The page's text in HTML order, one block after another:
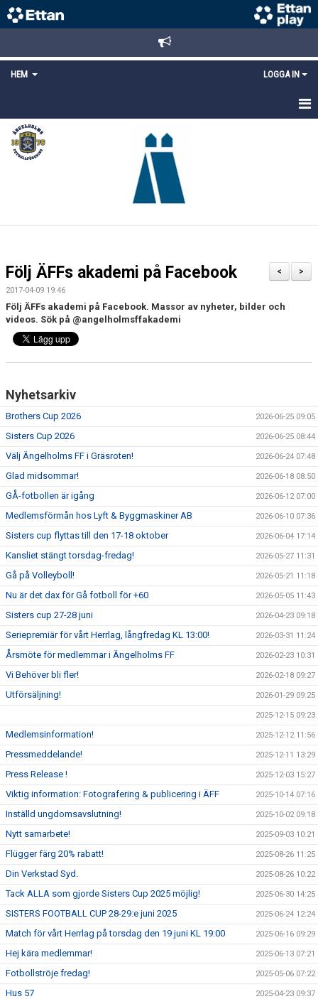
HEM LOGGA IN
STARTSIDA
NYHETER
LÄNKAR
MEDLEMS OCH TRÄNINGSAVGIFTER
>
<
Följ ÄFFs akademi på Facebook
2017-04-09 19:46
Följ ÄFFs akademi på Facebook. Massor av nyheter, bilder och
videos. Sök på @angelholmsffakademi
Nyhetsarkiv
Brothers Cup 2026 2026-06-25 09:05
Sisters Cup 2026 2026-06-25 08:44
Välj Ängelholms FF i Gräsroten! 2026-06-24 07:48
Glad midsommar! 2026-06-18 08:50
GÅ-fotbollen är igång 2026-06-12 07:00
Medlemsförmån hos Lyft & Byggmaskiner AB 2026-06-10 07:36
Sisters cup flyttas till den 17-18 oktober 2026-06-04 17:14
Kansliet stängt torsdag-fredag! 2026-05-27 11:31
Gå på Volleyboll! 2026-05-21 11:18
Nu är det dax för Gå fotboll för +60 2026-05-05 11:43
Sisters cup 27-28 juni 2026-04-23 09:18
Seriepremiär för vårt Herrlag, långfredag KL 13:00! 2026-03-31 11:24
Årsmöte för medlemmar i Ängelholms FF 2026-02-23 10:31
Vi Behöver bli fler! 2026-02-18 09:27
Utförsäljning! 2026-01-29 09:25
2025-12-15 09:23
Medlemsinformation! 2025-12-12 11:56
Pressmeddelande! 2025-12-11 13:29
Press Release ! 2025-12-03 15:27
Viktig information: Fotografering & publicering i ÄFF 2025-10-14 07:16
Inställd ungdomsavslutning! 2025-10-02 09:18
Nytt samarbete! 2025-09-03 10:21
Flügger färg 20% rabatt! 2025-08-26 11:25
Din Verkstad Syd. 2025-08-26 10:22
Tack ALLA som gjorde Sisters Cup 2025 möjlig! 2025-06-30 14:25
SISTERS FOOTBALL CUP 28-29:e juni 2025 2025-06-24 12:24
Match för vårt Herrlag på torsdag den 19 juni KL 19:00 2025-06-16 09:29
Hej kära medlemmar! 2025-06-13 07:21
Fotbollströje fredag! 2025-05-06 07:22
Hus 57 2025-04-23 09:37